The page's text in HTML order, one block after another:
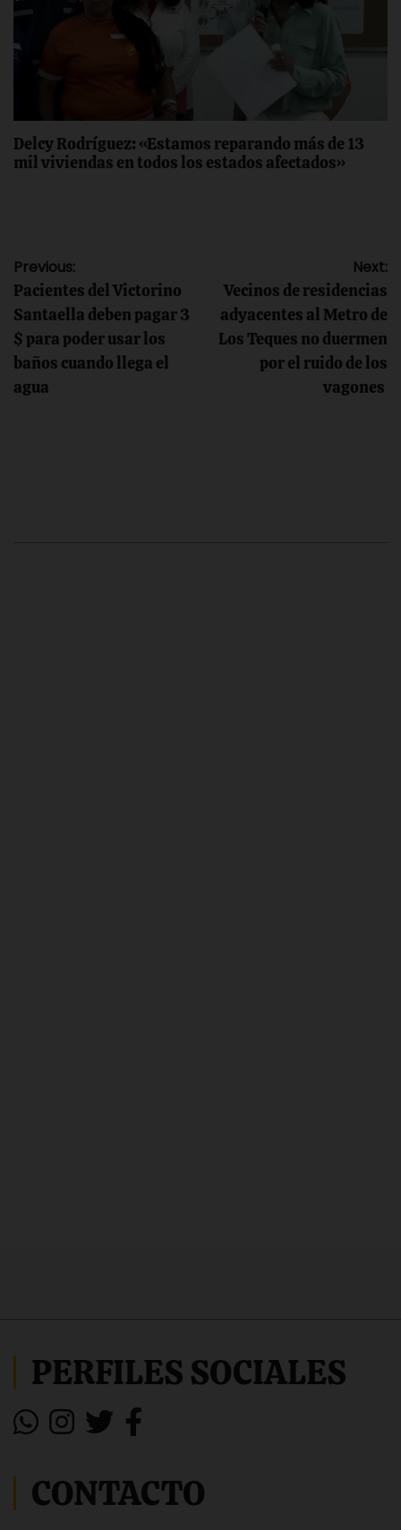
Delcy Rodríguez: «Estamos reparando más de 13
mil viviendas en todos los estados afectados»
Navegación
de
entradas
Previous:
Pacientes del Victorino
Santaella deben pagar 3
$ para poder usar los
baños cuando llega el
agua
Next:
Vecinos de residencias
adyacentes al Metro de
Los Teques no duermen
por el ruido de los
vagones
PERFILES SOCIALES
CONTACTO